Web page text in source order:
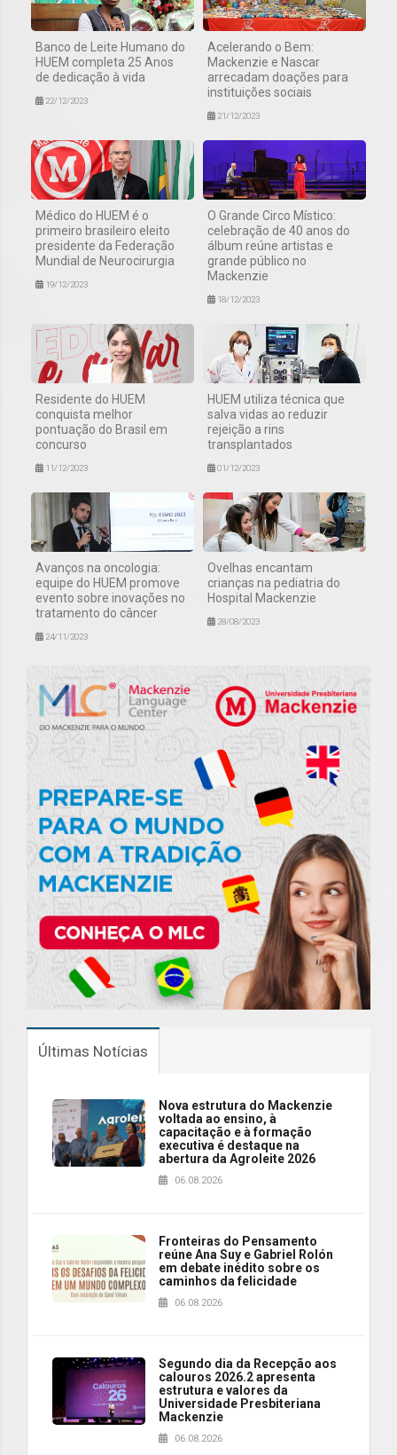
Banco de Leite Humano do
HUEM completa 25 Anos
de dedicação à vida
22/12/2023
Acelerando o Bem:
Mackenzie e Nascar
arrecadam doações para
instituições sociais
21/12/2023
Médico do HUEM é o
primeiro brasileiro eleito
presidente da Federação
Mundial de Neurocirurgia
19/12/2023
O Grande Circo Místico:
celebração de 40 anos do
álbum reúne artistas e
grande público no
Mackenzie
18/12/2023
Residente do HUEM
conquista melhor
pontuação do Brasil em
concurso
11/12/2023
HUEM utiliza técnica que
salva vidas ao reduzir
rejeição a rins
transplantados
01/12/2023
Avanços na oncologia:
equipe do HUEM promove
evento sobre inovações no
tratamento do câncer
24/11/2023
Ovelhas encantam
crianças na pediatria do
Hospital Mackenzie
28/08/2023
Últimas Notícias
Nova estrutura do Mackenzie
voltada ao ensino, à
capacitação e à formação
executiva é destaque na
abertura da Agroleite 2026
06.08.2026
Fronteiras do Pensamento
reúne Ana Suy e Gabriel Rolón
em debate inédito sobre os
caminhos da felicidade
06.08.2026
Segundo dia da Recepção aos
calouros 2026.2 apresenta
estrutura e valores da
Universidade Presbiteriana
Mackenzie
06.08.2026